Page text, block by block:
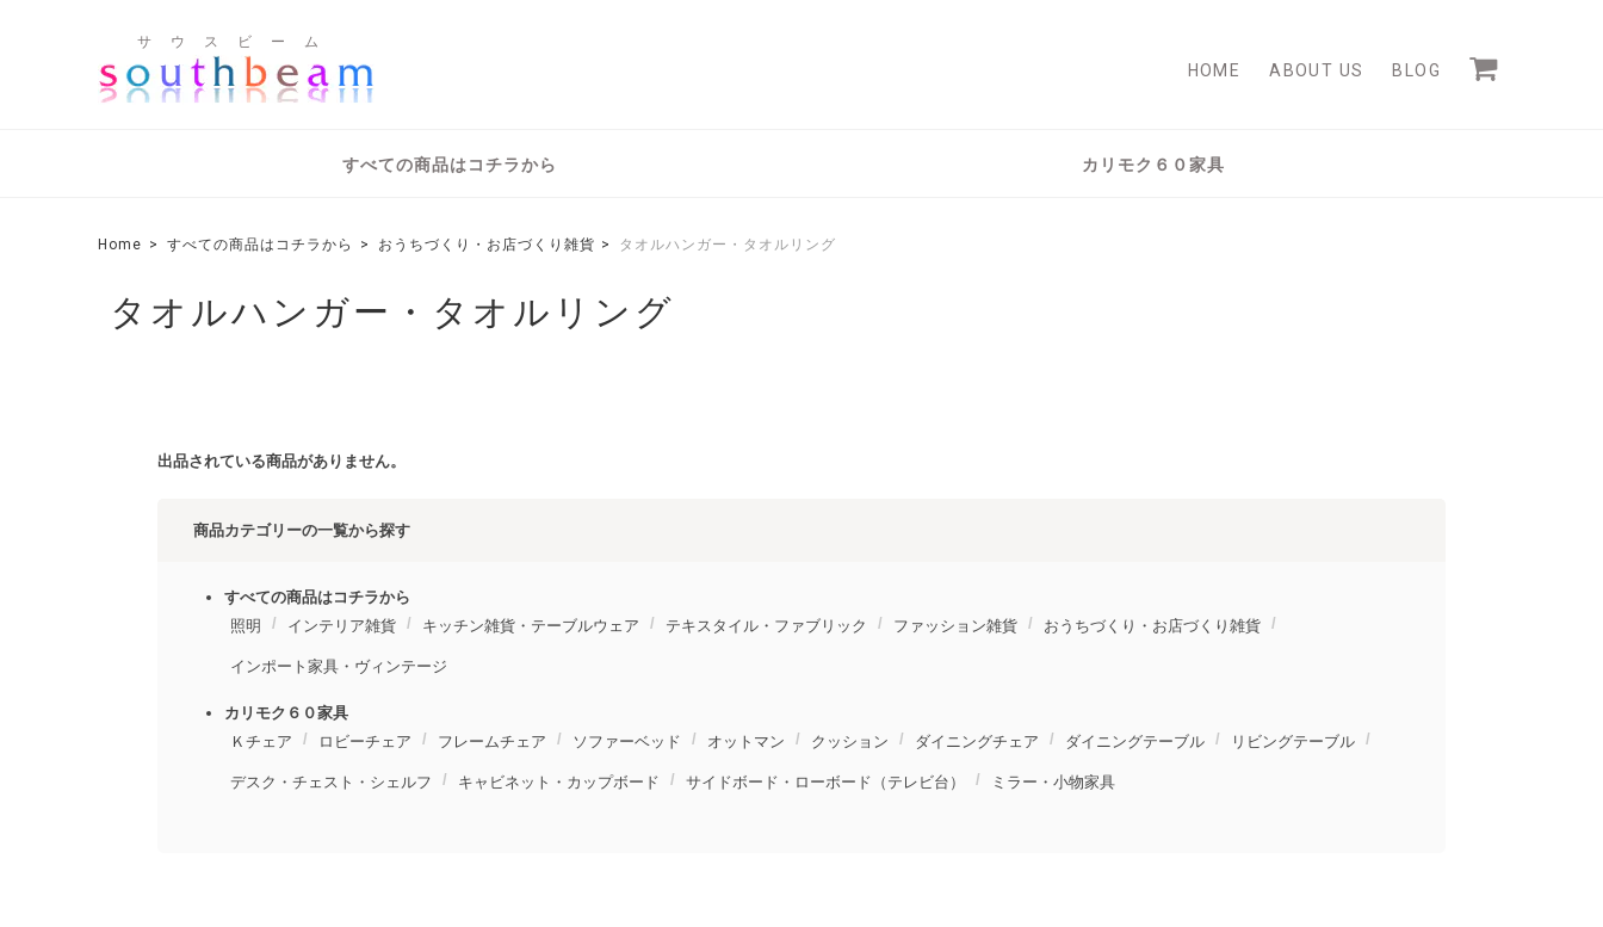
サ ウ ス ビ ー ム
HOME ABOUT US BLOG
すべての商品はコチラから カリモク６０家具
Home すべての商品はコチラから おうちづくり・お店づくり雑貨 タオルハンガー・タオルリング
タオルハンガー・タオルリング
出品されている商品がありません。
商品カテゴリーの一覧から探す
すべての商品はコチラから
照明
インテリア雑貨 キッチン雑貨・テーブルウェア テキスタイル・ファブリック ファッション雑貨 おうちづくり・お店づくり雑貨
インポート家具・ヴィンテージ
カリモク６０家具
Ｋチェア
ロビーチェア フレームチェア ソファーベッド オットマン クッション ダイニングチェア ダイニングテーブル リビングテーブル
デスク・チェスト・シェルフ キャビネット・カップボード サイドボード・ローボード（テレビ台） ミラー・小物家具